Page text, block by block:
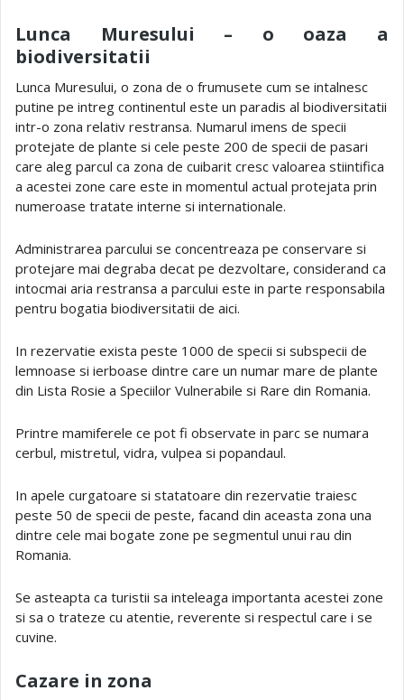
Lunca Muresului – o oaza a
biodiversitatii
Lunca Muresului, o zona de o frumusete cum se intalnesc
putine pe intreg continentul este un paradis al biodiversitatii
intr-o zona relativ restransa. Numarul imens de specii
protejate de plante si cele peste 200 de specii de pasari
care aleg parcul ca zona de cuibarit cresc valoarea stiintifica
a acestei zone care este in momentul actual protejata prin
numeroase tratate interne si internationale.
Administrarea parcului se concentreaza pe conservare si
protejare mai degraba decat pe dezvoltare, considerand ca
intocmai aria restransa a parcului este in parte responsabila
pentru bogatia biodiversitatii de aici.
In rezervatie exista peste 1000 de specii si subspecii de
lemnoase si ierboase dintre care un numar mare de plante
din Lista Rosie a Speciilor Vulnerabile si Rare din Romania.
Printre mamiferele ce pot fi observate in parc se numara
cerbul, mistretul, vidra, vulpea si popandaul.
In apele curgatoare si statatoare din rezervatie traiesc
peste 50 de specii de peste, facand din aceasta zona una
dintre cele mai bogate zone pe segmentul unui rau din
Romania.
Se asteapta ca turistii sa inteleaga importanta acestei zone
si sa o trateze cu atentie, reverente si respectul care i se
cuvine.
Cazare in zona